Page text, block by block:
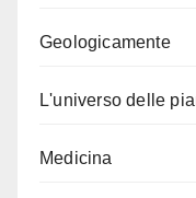
Geologicamente
L'universo delle
Medicina